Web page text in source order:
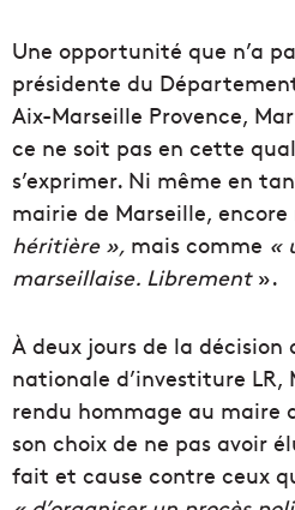
Une opportunité que n’a
présidente du
Aix-Marseille Provence,
ce ne soit pas en cette
s’exprimer. Ni même en
mairie de Marseille, encore
héritière », mais comme «
marseillaise. Librement ».
À deux jours de la décision
nationale d’investiture LR,
rendu hommage au maire
son choix de ne pas avoir
fait et cause contre ceux